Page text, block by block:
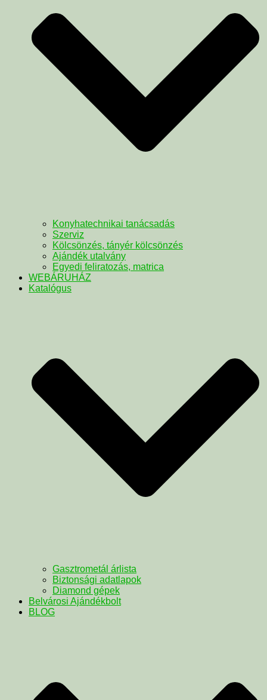
Konyhatechnikai tanácsadás
Szerviz
Kölcsönzés, tányér kölcsönzés
Ajándék utalvány
Egyedi feliratozás, matrica
WEBÁRUHÁZ
Katalógus
Gasztrometál árlista
Biztonsági adatlapok
Diamond gépek
Belvárosi Ajándékbolt
BLOG